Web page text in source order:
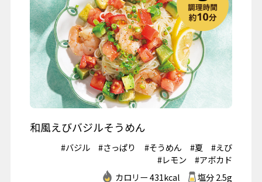
和風えびバジルそうめん
#バジル #さっぱり #そうめん #夏
#えび
#レモン
#アボカド
カロリー 431kcal
塩分 2.5g